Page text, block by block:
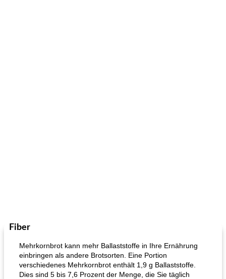
Fiber
Mehrkornbrot kann mehr Ballaststoffe in Ihre Ernährung
einbringen als andere Brotsorten. Eine Portion
verschiedenes Mehrkornbrot enthält 1,9 g Ballaststoffe.
Dies sind 5 bis 7,6 Prozent der Menge, die Sie täglich